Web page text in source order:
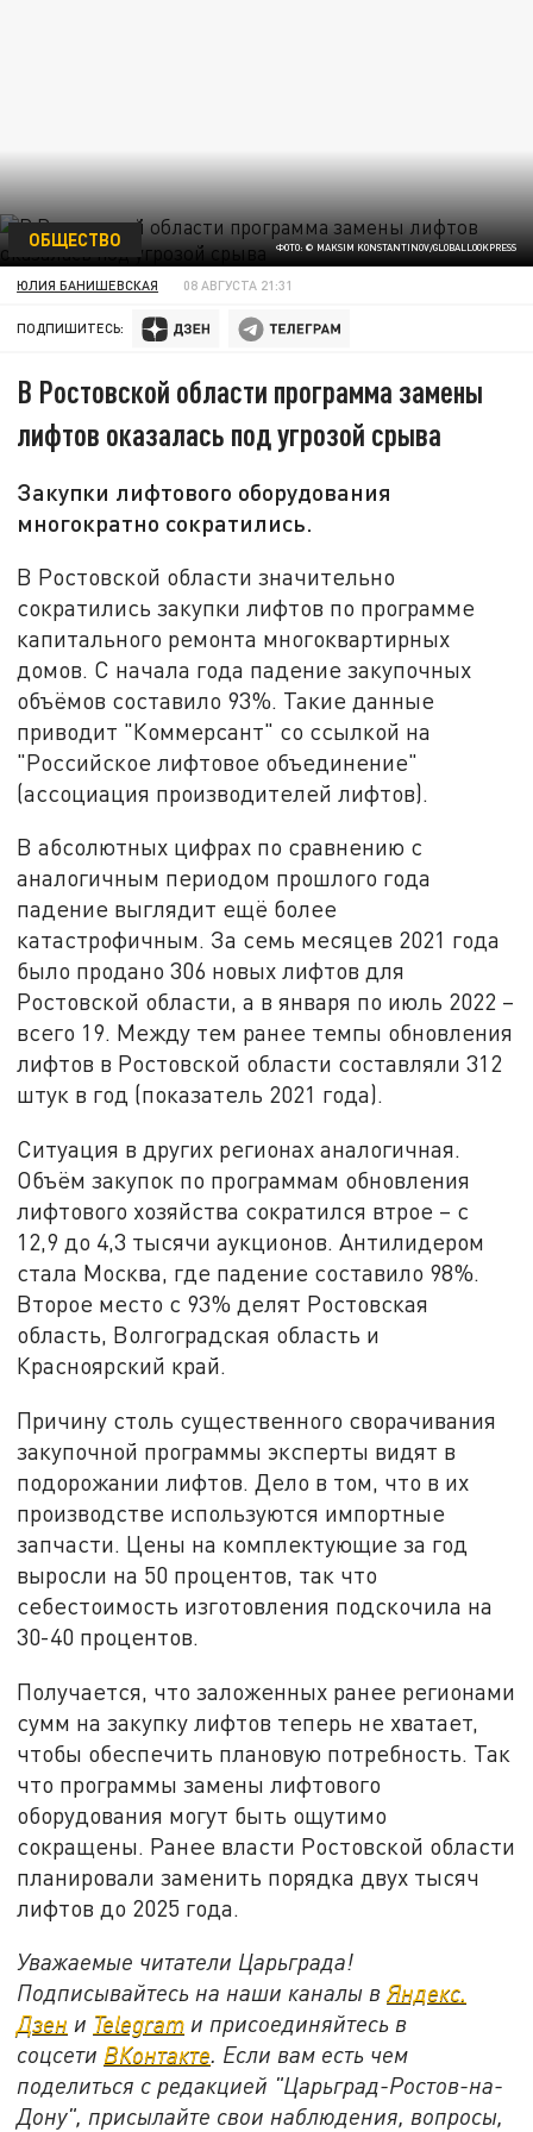
ФОТО: © MAKSIM KONSTANTINOV/GLOBALLOOKPRESS
ОБЩЕСТВО
ЮЛИЯ БАНИШЕВСКАЯ 08 АВГУСТА 21:31
ПОДПИШИТЕСЬ:
В Ростовской области программа замены
лифтов оказалась под угрозой срыва
Закупки лифтового оборудования
многократно сократились.
В Ростовской области значительно
сократились закупки лифтов по программе
капитального ремонта многоквартирных
домов. С начала года падение закупочных
объёмов составило 93%. Такие данные
приводит "Коммерсант" со ссылкой на
"Российское лифтовое объединение"
(ассоциация производителей лифтов).
В абсолютных цифрах по сравнению с
аналогичным периодом прошлого года
падение выглядит ещё более
катастрофичным. За семь месяцев 2021 года
было продано 306 новых лифтов для
Ростовской области, а в января по июль 2022 –
всего 19. Между тем ранее темпы обновления
лифтов в Ростовской области составляли 312
штук в год (показатель 2021 года).
Ситуация в других регионах аналогичная.
Объём закупок по программам обновления
лифтового хозяйства сократился втрое – с
12,9 до 4,3 тысячи аукционов. Антилидером
стала Москва, где падение составило 98%.
Второе место с 93% делят Ростовская
область, Волгоградская область и
Красноярский край.
Причину столь существенного сворачивания
закупочной программы эксперты видят в
подорожании лифтов. Дело в том, что в их
производстве используются импортные
запчасти. Цены на комплектующие за год
выросли на 50 процентов, так что
себестоимость изготовления подскочила на
30-40 процентов.
Получается, что заложенных ранее регионами
сумм на закупку лифтов теперь не хватает,
чтобы обеспечить плановую потребность. Так
что программы замены лифтового
оборудования могут быть ощутимо
сокращены. Ранее власти Ростовской области
планировали заменить порядка двух тысяч
лифтов до 2025 года.
Уважаемые читатели Царьграда!
Подписывайтесь на наши каналы вЯндекс.
Дзен и Telegram и присоединяйтесь в
соцсети ВКонтакте. Если вам есть чем
поделиться с редакцией "Царьград-Ростов-на-
Дону", присылайте свои наблюдения, вопросы,